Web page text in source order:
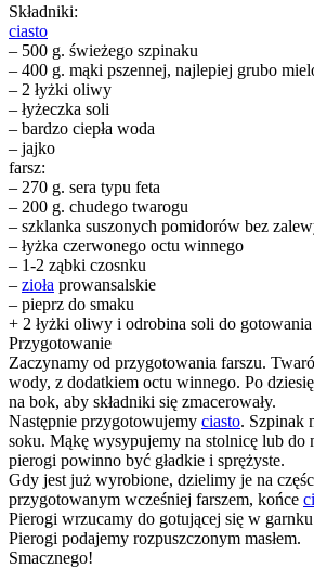
Składniki:
ciasto
– 500 g. świeżego szpinaku
– 400 g. mąki pszennej, najlepiej grubo
– 2 łyżki oliwy
– łyżeczka soli
– bardzo ciepła woda
– jajko
farsz:
– 270 g. sera typu feta
– 200 g. chudego twarogu
– szklanka suszonych pomidorów bez
– łyżka czerwonego octu winnego
– 1-2 ząbki czosnku
– zioła prowansalskie
– pieprz do smaku
+ 2 łyżki oliwy i odrobina soli do gotowania
Przygotowanie
Zaczynamy od przygotowania farszu.
wody, z dodatkiem octu winnego. Po
na bok, aby składniki się zmacerowały.
Następnie przygotowujemy ciasto. Szpinak
soku. Mąkę wysypujemy na stolnicę lub
pierogi powinno być gładkie i sprężyste.
Gdy jest już wyrobione, dzielimy je na
przygotowanym wcześniej farszem, końce
Pierogi wrzucamy do gotującej się w
Pierogi podajemy rozpuszczonym masłem.
Smacznego!